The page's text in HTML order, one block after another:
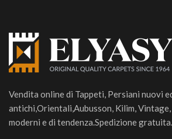
Vendita online di Tappeti, Persiani nuovi
antichi,Orientali,Aubusson, Kilim, Vintage,
moderni e di tendenza.Spedizione gratuita.